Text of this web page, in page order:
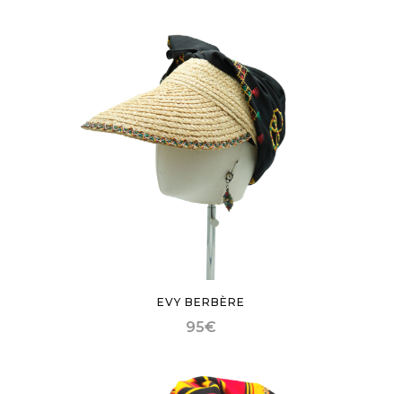
EVY BERBÈRE
95€